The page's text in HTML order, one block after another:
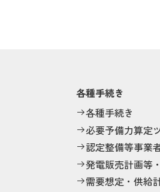
各種手続き
各種手続き
必要予備力算定
認定整備等事業
発電販売計画等
需要想定・供給